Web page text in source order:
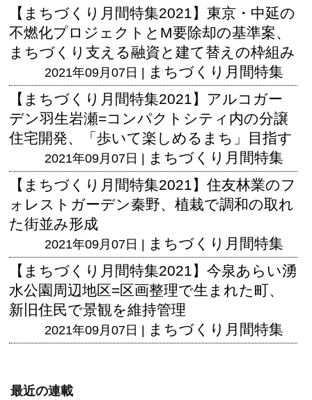
【まちづくり月間特集2021】東京・中延の
不燃化プロジェクトとM要除却の基準案、
まちづくり支える融資と建て替えの枠組み
2021年09月07日 | まちづくり月間特集
【まちづくり月間特集2021】アルコガー
デン羽生岩瀬=コンパクトシティ内の分譲
住宅開発、「歩いて楽しめるまち」目指す
2021年09月07日 | まちづくり月間特集
【まちづくり月間特集2021】住友林業のフ
ォレストガーデン秦野、植栽で調和の取れ
た街並み形成
2021年09月07日 | まちづくり月間特集
【まちづくり月間特集2021】今泉あらい湧
水公園周辺地区=区画整理で生まれた町、
新旧住民で景観を維持管理
2021年09月07日 | まちづくり月間特集
最近の連載